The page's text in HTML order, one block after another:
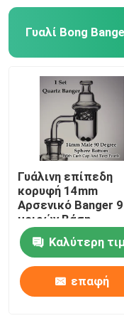
Άχυρο ατμού
Αξεσουάρ καπνού
Γυαλί Bong
Γυάλινη επίπεδη
κορυφή 14mm
Αρσενικό Banger
μοιρών Βάση
ημισφαιρίου
Banger Nails
Καλύτερη
επαφή